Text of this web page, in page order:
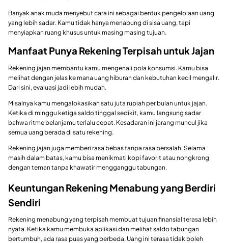
Banyak anak muda menyebut cara ini sebagai bentuk pengelolaan uang
yang lebih sadar. Kamu tidak hanya menabung di sisa uang, tapi
menyiapkan ruang khusus untuk masing masing tujuan.
Manfaat Punya Rekening Terpisah untuk Jajan
Rekening jajan membantu kamu mengenali pola konsumsi. Kamu bisa
melihat dengan jelas ke mana uang hiburan dan kebutuhan kecil mengalir.
Dari sini, evaluasi jadi lebih mudah.
Misalnya kamu mengalokasikan satu juta rupiah per bulan untuk jajan.
Ketika di minggu ketiga saldo tinggal sedikit, kamu langsung sadar
bahwa ritme belanjamu terlalu cepat. Kesadaran ini jarang muncul jika
semua uang berada di satu rekening.
Rekening jajan juga memberi rasa bebas tanpa rasa bersalah. Selama
masih dalam batas, kamu bisa menikmati kopi favorit atau nongkrong
dengan teman tanpa khawatir mengganggu tabungan.
Keuntungan Rekening Menabung yang Berdiri
Sendiri
Rekening menabung yang terpisah membuat tujuan finansial terasa lebih
nyata. Ketika kamu membuka aplikasi dan melihat saldo tabungan
bertumbuh, ada rasa puas yang berbeda. Uang ini terasa tidak boleh